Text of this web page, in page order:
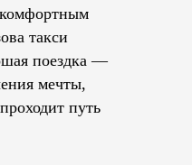
такси
поездка —
мечты,
путь